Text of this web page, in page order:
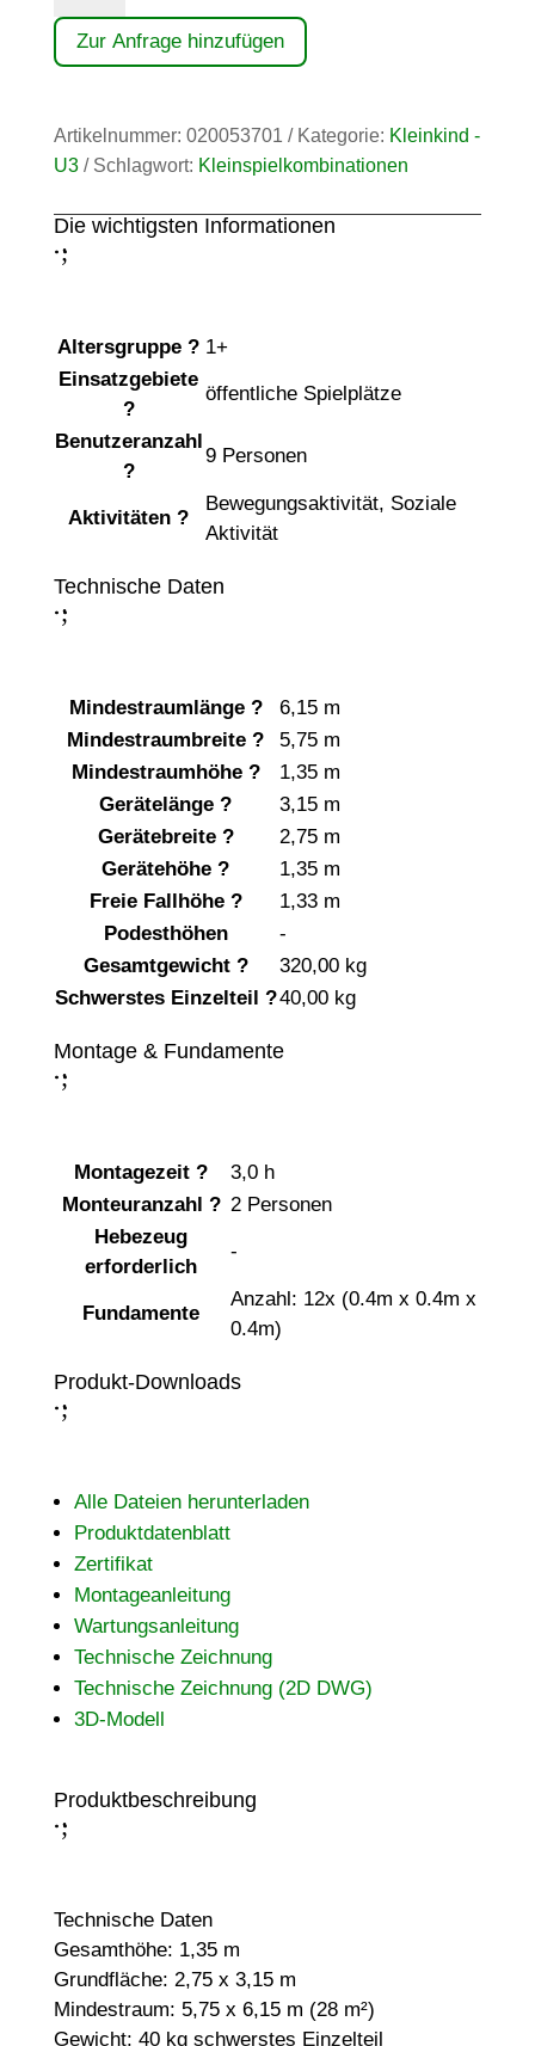
Zur Anfrage hinzufügen
Artikelnummer: 020053701 Kategorie: Kleinkind -
U3
Schlagwort: Kleinspielkombinationen
Die wichtigsten Informationen
:
;
Altersgruppe ? 1+
Einsatzgebiete
?
öffentliche Spielplätze
Benutzeranzahl
?
9 Personen
Aktivitäten ?
Bewegungsaktivität, Soziale
Aktivität
Technische Daten
:
;
Mindestraumlänge ?
6,15 m
Mindestraumbreite ?
5,75 m
Mindestraumhöhe ?
1,35 m
Gerätelänge ?
3,15 m
Gerätebreite ?
2,75 m
Gerätehöhe ?
1,35 m
Freie Fallhöhe ?
1,33 m
Podesthöhen
-
Gesamtgewicht ?
320,00 kg
Schwerstes Einzelteil ?40,00 kg
Montage & Fundamente
:
;
Montagezeit ?
3,0 h
Monteuranzahl ? 2 Personen
Hebezeug
erforderlich
-
Fundamente
Anzahl: 12x (0.4m x 0.4m x
0.4m)
Produkt-Downloads
:
;
Alle Dateien herunterladen
Produktdatenblatt
Zertifikat
Montageanleitung
Wartungsanleitung
Technische Zeichnung
Technische Zeichnung (2D DWG)
3D-Modell
Produktbeschreibung
:
;
Technische Daten
Gesamthöhe: 1,35 m
Grundfläche: 2,75 x 3,15 m
Mindestraum: 5,75 x 6,15 m (28 m²)
Gewicht: 40 kg schwerstes Einzelteil